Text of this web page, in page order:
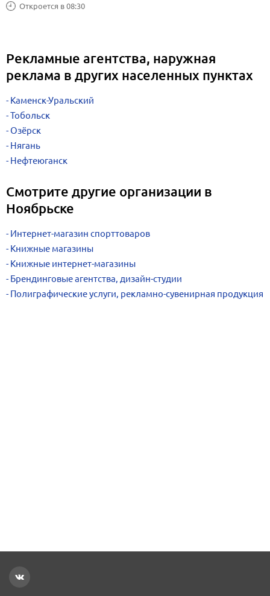
Откроется в 08:30
Рекламные агентства, наружная
реклама в других населенных пунктах
Каменск-Уральский
Тобольск
Озёрск
Нягань
Нефтеюганск
Смотрите другие организации в
Ноябрьске
Интернет-магазин спорттоваров
Книжные магазины
Книжные интернет-магазины
Брендинговые агентства, дизайн-студии
Полиграфические услуги, рекламно-сувенирная продукция